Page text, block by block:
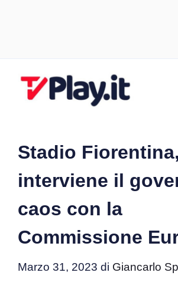
Stadio Fiorentina,
interviene il
caos con la
Commissione
Marzo 31, 2023 di Giancarlo